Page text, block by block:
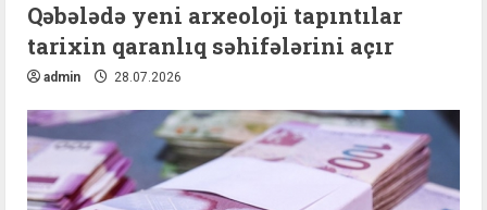
Qəbələdə yeni arxeoloji tapıntılar
tarixin qaranlıq səhifələrini açır
admin 28.07.2026